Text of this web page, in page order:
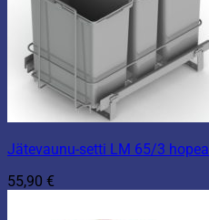
Jätevaunu-setti LM 65/3 hopea
55,90 €